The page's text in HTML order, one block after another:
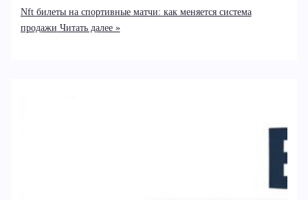
Nft билеты на спортивные матчи: как меняется система
продажи Читать далее »